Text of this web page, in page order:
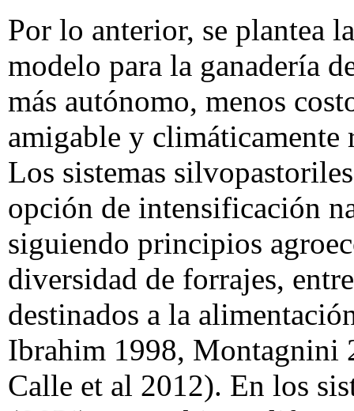
Por lo anterior, se plantea
modelo para la ganadería
más autónomo, menos
amigable y
Los sistemas
opción de intensificación
siguiendo principios
diversidad de forrajes,
destinados a la
Ibrahim 1998, Montagnini
Calle et al 2012). En los